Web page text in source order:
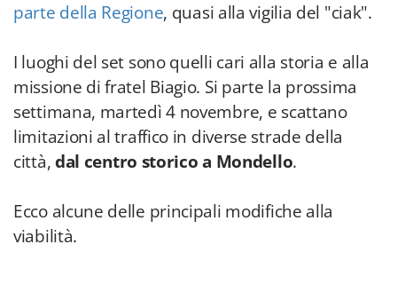
parte della Regione, quasi alla vigilia del "ciak".
I luoghi del set sono quelli cari alla storia e alla
missione di fratel Biagio. Si parte la prossima
settimana, martedì 4 novembre, e scattano
limitazioni al traffico in diverse strade della
città,dal centro storico a Mondello.
Ecco alcune delle principali modifiche alla
viabilità.